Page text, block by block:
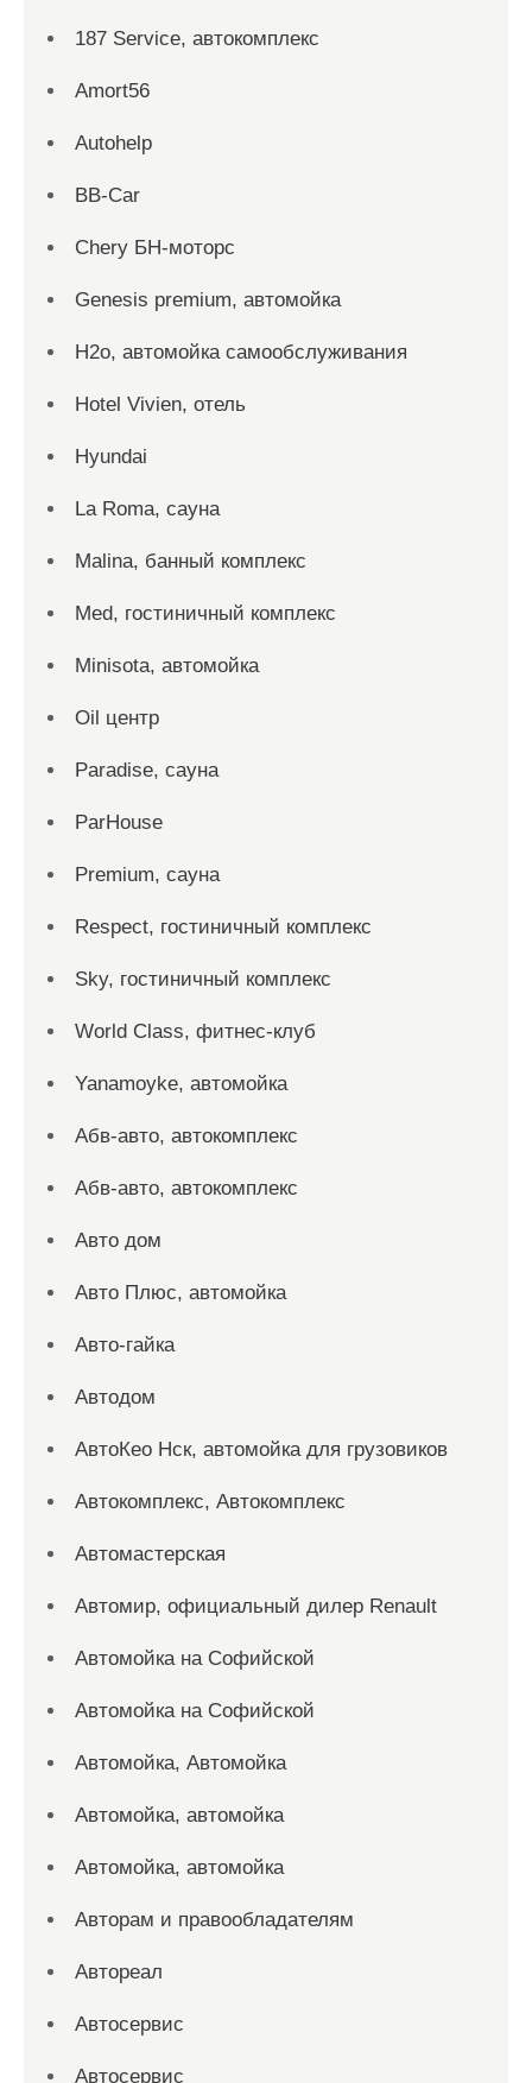
187 Service, автокомплекс
Amort56
Autohelp
BB-Car
Chery БН-моторс
Genesis premium, автомойка
H2o, автомойка самообслуживания
Hotel Vivien, отель
Hyundai
La Roma, сауна
Malina, банный комплекс
Med, гостиничный комплекс
Minisota, автомойка
Oil центр
Paradise, сауна
ParHouse
Premium, сауна
Respect, гостиничный комплекс
Sky, гостиничный комплекс
World Class, фитнес-клуб
Yanamoyke, автомойка
Абв-авто, автокомплекс
Абв-авто, автокомплекс
Авто дом
Авто Плюс, автомойка
Авто-гайка
Автодом
АвтоКео Нск, автомойка для грузовиков
Автокомплекс, Автокомплекс
Автомастерская
Автомир, официальный дилер Renault
Автомойка на Софийской
Автомойка на Софийской
Автомойка, Автомойка
Автомойка, автомойка
Автомойка, автомойка
Авторам и правообладателям
Автореал
Автосервис
Автосервис